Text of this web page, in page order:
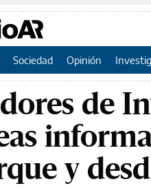
Sociedad Opinión
de
y